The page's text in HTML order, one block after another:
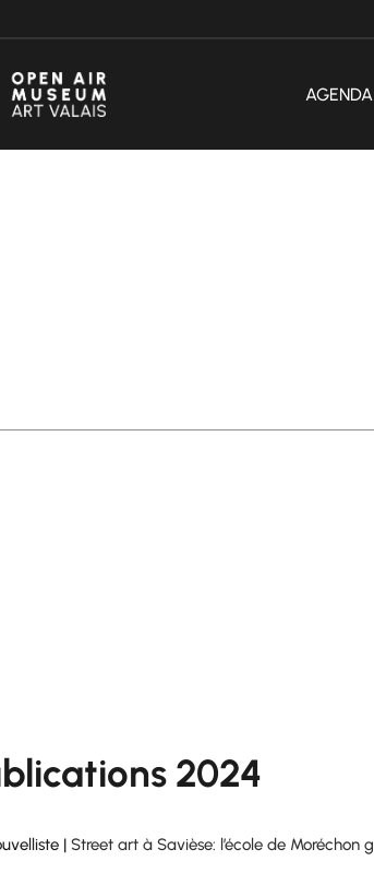
AGENDA
2024
|Street art à Savièse: l’école de